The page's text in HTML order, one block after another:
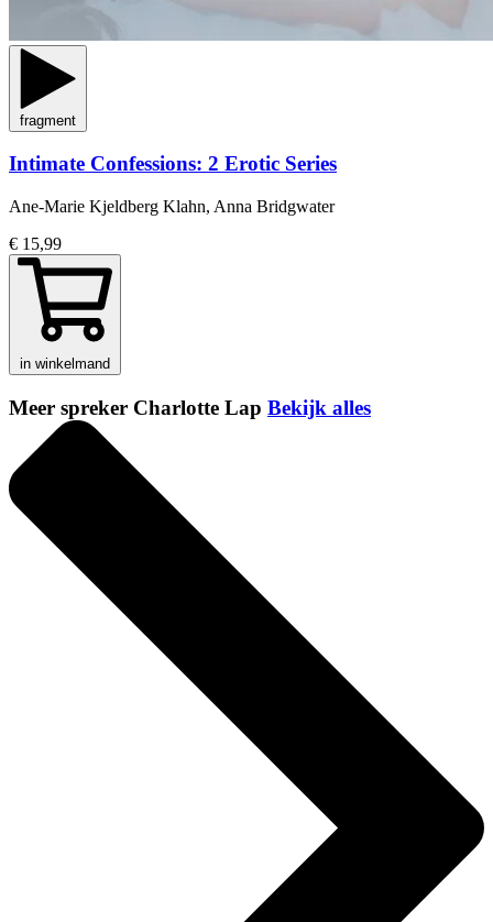
fragment
Intimate Confessions: 2 Erotic Series
Ane-Marie Kjeldberg Klahn, Anna Bridgwater
€ 15,99
in winkelmand
Meer spreker Charlotte Lap Bekijk alles